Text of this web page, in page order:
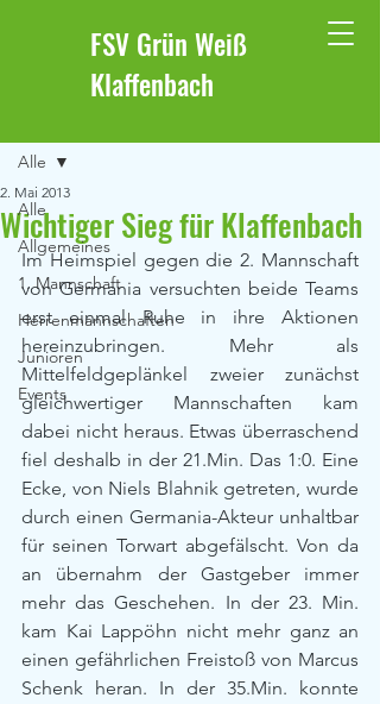
FSV Grün Weiß
Klaffenbach
Alle
Allgemeines
1. Mannschaft
Herrenmannschaften
Junioren
Events
Alle
Wichtiger Sieg für Klaffenbach
2. Mai 2013
Im Heimspiel gegen die 2. Mannschaft
von Germania versuchten beide Teams
erst einmal Ruhe in ihre Aktionen
hereinzubringen. Mehr als
Mittelfeldgeplänkel zweier zunächst
gleichwertiger Mannschaften kam
dabei nicht heraus. Etwas überraschend
fiel deshalb in der 21.Min. Das 1:0. Eine
Ecke, von Niels Blahnik getreten, wurde
durch einen Germania-Akteur unhaltbar
für seinen Torwart abgefälscht. Von da
an übernahm der Gastgeber immer
mehr das Geschehen. In der 23. Min.
kam Kai Lappöhn nicht mehr ganz an
einen gefährlichen Freistoß von Marcus
Schenk heran. In der 35.Min. konnte